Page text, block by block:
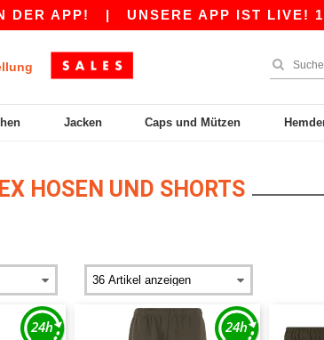
APP! | UNSERE APP IST LIVE! 10
Jacken Caps und Mützen
HOSEN UND SHORTS